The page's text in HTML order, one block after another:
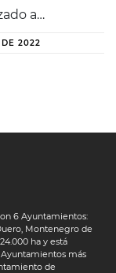
a…
2022
6 Ayuntamientos:
Montenegro de
ha y está
más
de